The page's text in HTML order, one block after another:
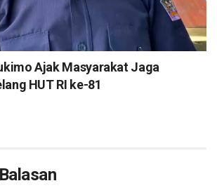
Ajak Masyarakat Jaga
HUT RI ke-81